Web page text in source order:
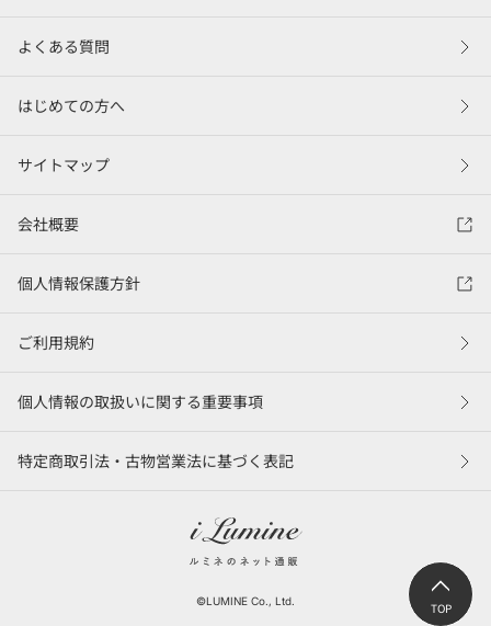
TOP
よくある質問
はじめての方へ
サイトマップ
会社概要
個人情報保護方針
ご利用規約
個人情報の取扱いに関する重要事項
特定商取引法・古物営業法に基づく表記
©LUMINE Co., Ltd.